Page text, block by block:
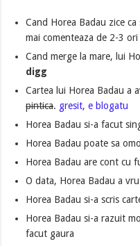
Cand Horea Badau zice
mai comenteaza de 2-3 ori
Cand merge la mare, lui
digg
Cartea lui Horea Badau a
pintica. gresit, e blogatu
Horea Badau si-a facut
Horea Badau poate sa
Horea Badau are cont cu
O data, Horea Badau a
Horea Badau si-a scris
Horea Badau si-a razuit
facut gaura